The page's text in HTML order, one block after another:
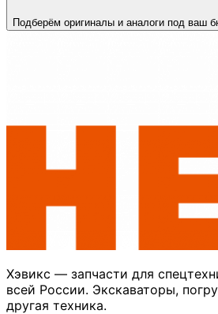
Подберём оригиналы и аналоги под ваш
Хэвикс — запчасти для
всей России. Экскаваторы,
другая техника.